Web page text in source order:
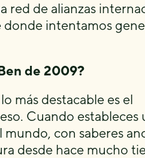
red de alianzas
intentamos
de 2009?
más destacable es el
Cuando estableces
con saberes
desde hace mucho